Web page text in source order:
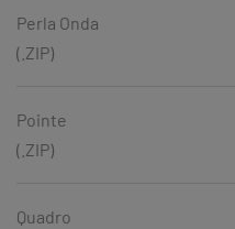
Perla Onda
(.ZIP)
Pointe
(.ZIP)
Quadro